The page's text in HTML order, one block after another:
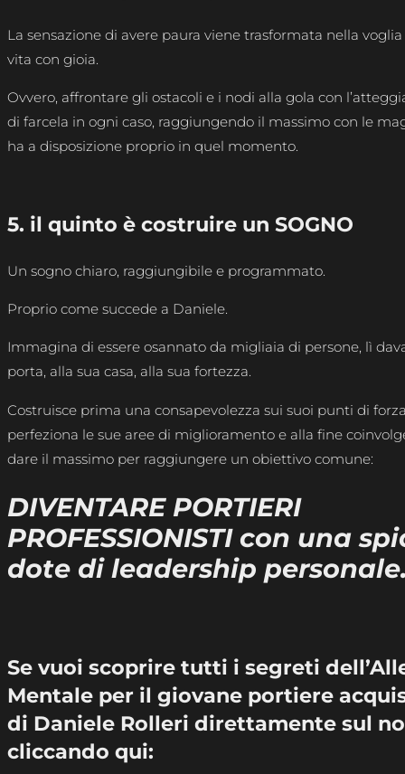
La sensazione di avere paura viene trasformata nella
vita con gioia.
Ovvero, affrontare gli ostacoli e i nodi alla gola con
di farcela in ogni caso, raggiungendo il massimo con le
ha a disposizione proprio in quel momento.
5. il quinto è costruire un SOGNO
Un sogno chiaro, raggiungibile e programmato.
Proprio come succede a Daniele.
Immagina di essere osannato da migliaia di persone, lì
porta, alla sua casa, alla sua fortezza.
Costruisce prima una consapevolezza sui suoi punti di
perfeziona le sue aree di miglioramento e alla fine
dare il massimo per raggiungere un obiettivo comune:
DIVENTARE PORTIERI
PROFESSIONISTI con una
dote di leadership
Se vuoi scoprire tutti i segreti
Mentale per il giovane portiere
di Daniele Rolleri direttamente sul
cliccando qui: